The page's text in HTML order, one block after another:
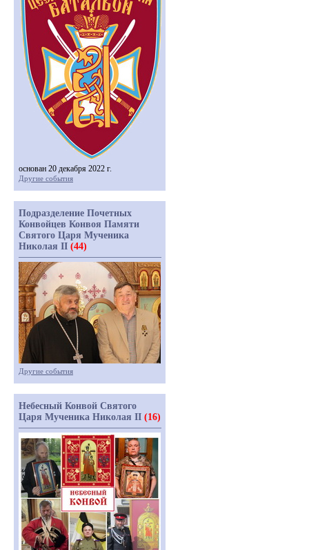
основан 20 декабря 2022 г.
Другие события
Подразделение Почетных
Конвойцев Конвоя Памяти
Святого Царя Мученика
Николая II (44)
Другие события
Небесный Конвой Святого
Царя Мученика Николая II (16)